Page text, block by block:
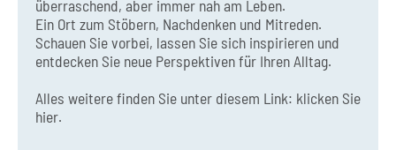
überraschend, aber immer nah am Leben.
Ein Ort zum Stöbern, Nachdenken und Mitreden.
Schauen Sie vorbei, lassen Sie sich inspirieren und
entdecken Sie neue Perspektiven für Ihren Alltag.
Alles weitere finden Sie unter diesem Link: klicken Sie
hier.